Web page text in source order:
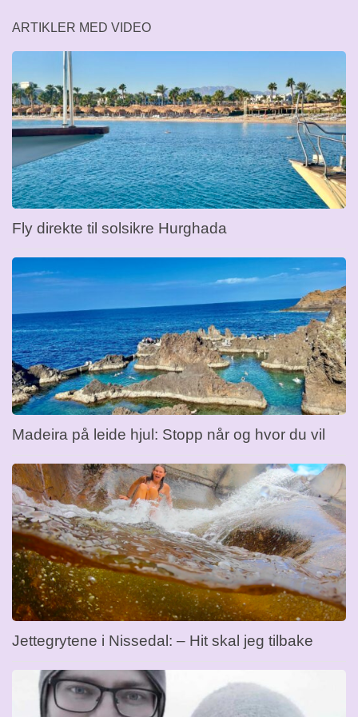
ARTIKLER MED VIDEO
Fly direkte til solsikre Hurghada
Madeira på leide hjul: Stopp når og hvor du vil
Jettegrytene i Nissedal: – Hit skal jeg tilbake